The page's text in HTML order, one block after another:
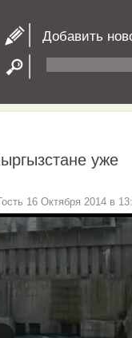
Добавить
уже
16 Октября 2014 в